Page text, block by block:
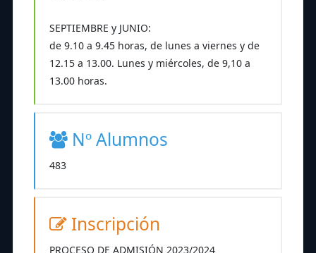
SEPTIEMBRE y JUNIO:
de 9.10 a 9.45 horas, de lunes a viernes y de
12.15 a 13.00. Lunes y miércoles, de 9,10 a
13.00 horas.
Nº Alumnos
483
Inscripción
PROCESO DE ADMISIÓN 2023/2024